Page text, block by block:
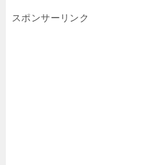
スポンサーリンク